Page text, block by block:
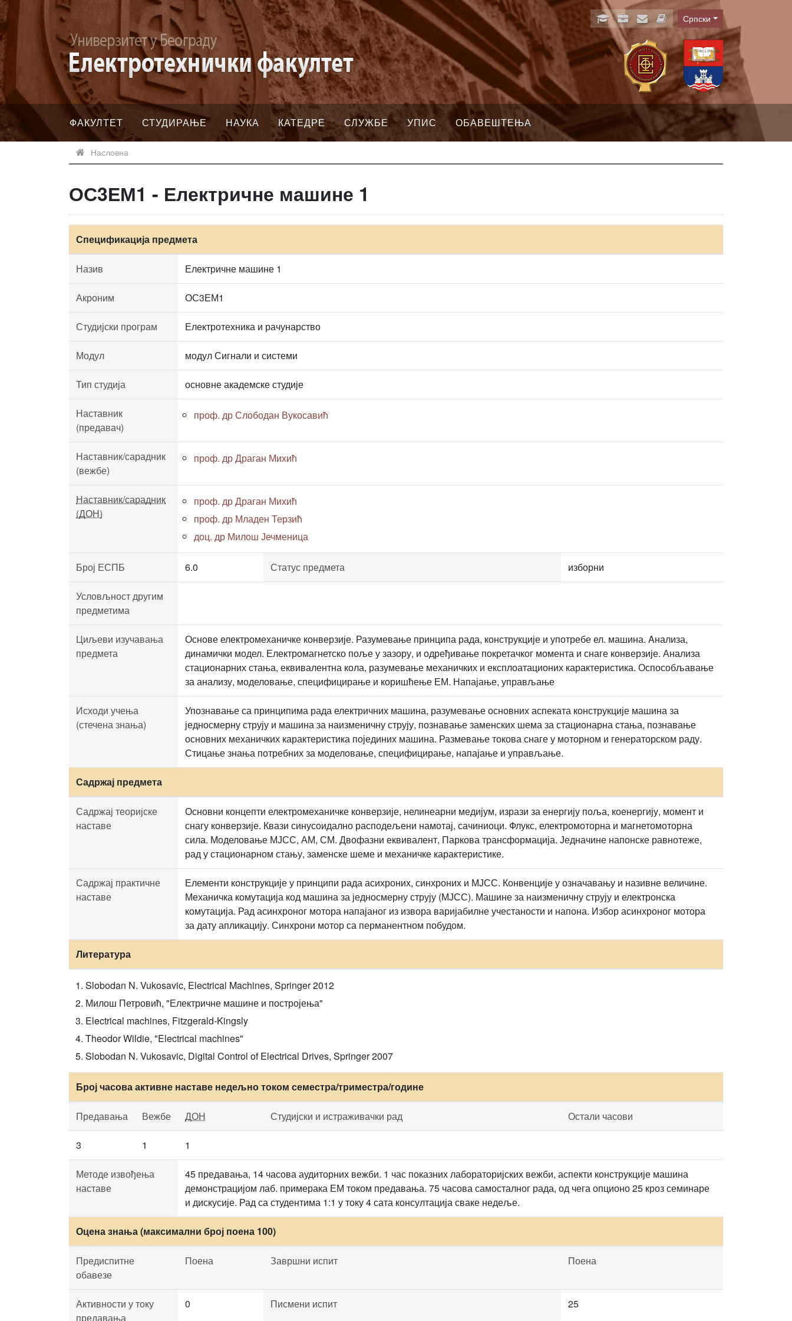
Language
Српски
ФАКУЛТЕТ СТУДИРАЊЕ НАУКА КАТЕДРЕ СЛУЖБЕ УПИС ОБАВЕШТЕЊА
Насловна
ОС3ЕМ1 - Електричне машине 1
Спецификација предмета
Назив Електричне машине 1
Акроним ОС3ЕМ1
Студијски програм Електротехника и рачунарство
Модул модул Сигнали и системи
Тип студија основне академске студије
Наставник
(предавач)
проф. др Слободан Вукосавић
Наставник/сарадник
(вежбе)
проф. др Драган Михић
Наставник/сарадник
(ДОН)
проф. др Драган Михић
проф. др Младен Терзић
доц. др Милош Јечменица
Број ЕСПБ 6.0 Статус предмета изборни
Условљност другим
предметима
Циљеви изучавања
предмета
Основе електромеханичке конверзије. Разумевање принципа рада, конструкције и употребе ел. машина. Aнализа,
динамички модел. Електромагнетско поље у зазору, и одређивање покретачког момента и снаге конверзије. Анализа
стационарних стања, еквивалентна кола, разумевање механичких и експлоатационих карактеристика. Оспособљавање
за анализу, моделовање, специфицирање и коришћење ЕМ. Напајање, управљање
Исходи учења
(стечена знања)
Упознавање са принципима рада електричних машина, разумевање основних аспеката конструкције машина за
једносмерну струју и машина за наизменичну струју, познавање заменских шема за стационарна стања, познавање
основних механичких карактеристика појединих машина. Размевање токова снаге у моторном и генераторском раду.
Стицање знања потребних за моделовање, специфицирање, напајање и управљање.
Садржај предмета
Садржај теоријске
наставе
Основни концепти електромеханичке конверзије, нелинеарни медијум, изрази за енергију поља, коенергију, момент и
снагу конверзије. Квази синусоидално расподељени намотај, сачиниоци. Флукс, електромоторна и магнетомоторна
сила. Моделовање МЈСС, АМ, СМ. Двофазни еквивалент, Паркова трансформација. Једначине напонске равнотеже,
рад у стационарном стању, заменске шеме и механичке карактеристике.
Садржај практичне
наставе
Елементи конструкције у принципи рада асихроних, синхроних и МЈСС. Конвенције у означавању и називне величине.
Механичка комутација код машина за једносмерну струју (МЈСС). Машине за наизменичну струју и електронска
комутација. Рад асинхроног мотора напајаног из извора варијабилне учестаности и напона. Избор асинхроног мотора
за дату апликацију. Синхрони мотор са перманентном побудом.
Литература
Slobodan N. Vukosavic, Electrical Machines, Springer 2012
Милош Петровић, "Електричне машине и постројења"
Electrical machines, Fitzgerald-Kingsly
Theodor Wildie, "Electrical machines"
Slobodan N. Vukosavic, Digital Control of Electrical Drives, Springer 2007
Број часова активне наставе недељно током семестра/триместра/године
Предавања Вежбе ДОН Студијски и истраживачки рад Остали часови
3 1 1
Методе извођења
наставе
45 предавања, 14 часова аудиторних вежби. 1 час показних лабораторијских вежби, аспекти конструкције машина
демонстрацијом лаб. примерака ЕМ током предавања. 75 часова самосталног рада, од чега опционо 25 кроз семинаре
и дискусије. Рад са студентима 1:1 у току 4 сата консултација сваке недеље.
Оцена знања (максимални број поена 100)
Предиспитне
обавезе
Поена Завршни испит Поена
Активности у току
предавања
0 Писмени испит 25